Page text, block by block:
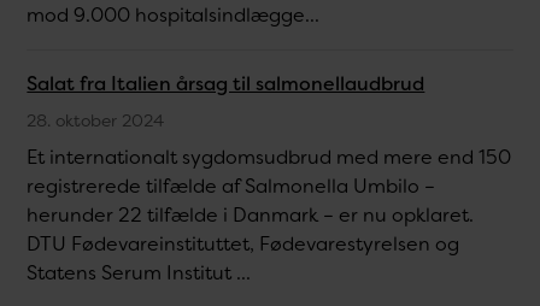
mod 9.000 hospitalsindlægge...
Salat fra Italien årsag til salmonellaudbrud
28. oktober 2024
Et internationalt sygdomsudbrud med mere end 150
registrerede tilfælde af Salmonella Umbilo –
herunder 22 tilfælde i Danmark – er nu opklaret.
DTU Fødevareinstituttet, Fødevarestyrelsen og
Statens Serum Institut ...